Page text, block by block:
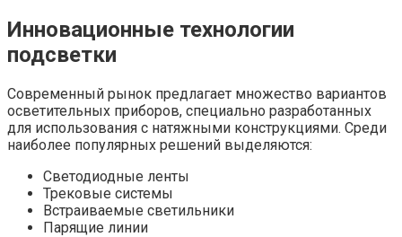
Инновационные технологии
подсветки
Современный рынок предлагает множество вариантов
осветительных приборов, специально разработанных
для использования с натяжными конструкциями. Среди
наиболее популярных решений выделяются:
Светодиодные ленты
Трековые системы
Встраиваемые светильники
Парящие линии